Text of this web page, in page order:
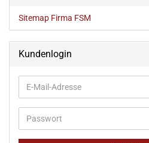
Sitemap Firma FSM
Kundenlogin